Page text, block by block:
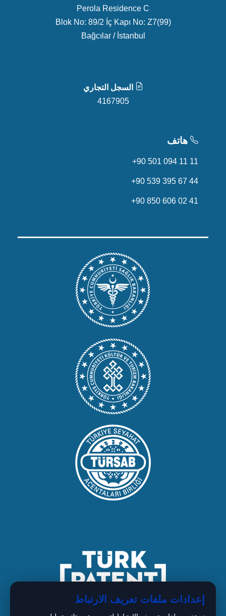
Perola Residence C
Blok No: 89/2 İç Kapı No: Z7(99)
Bağcılar / İstanbul
السجل التجاري
4167905
هاتف
+90 501 094 11 11
+90 539 395 67 44
+90 850 606 02 41
إعدادات ملفات تعريف الارتباط